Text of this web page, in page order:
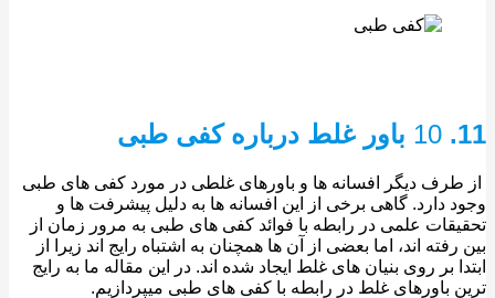
10 باور غلط درباره کفی طبی
دیگر افسانه ها و باورهای غلطی در مورد کفی های طبی
دارد. گاهی برخی از این افسانه ها به دلیل پیشرفت ها و
علمی در رابطه با فوائد کفی های طبی به مرور زمان از
اند، اما بعضی از آن ها همچنان به اشتباه رایج اند زیرا از
بر روی بنیان های غلط ایجاد شده اند. در این مقاله ما به رایج
باورهای غلط در رابطه با کفی های طبی میپردازیم.